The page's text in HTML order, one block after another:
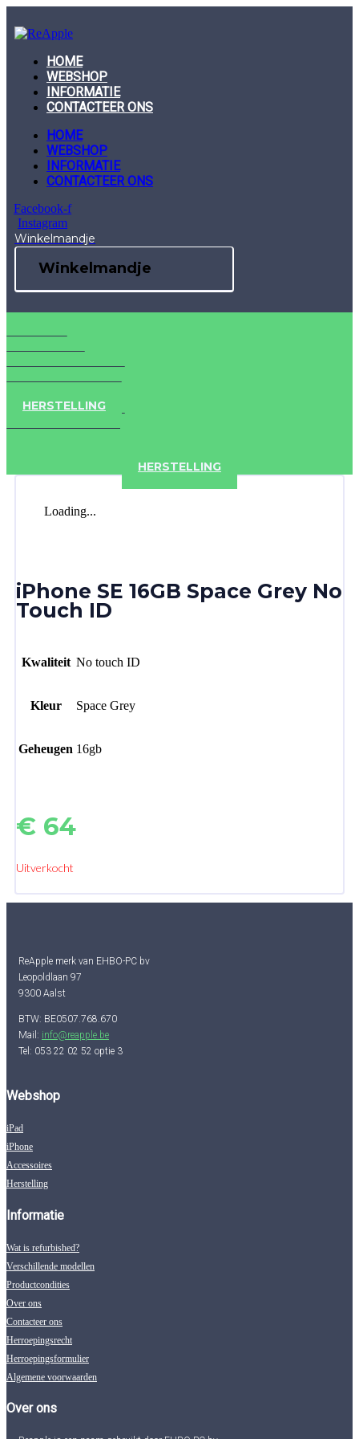
to
content
HOME
WEBSHOP
INFORMATIE
CONTACTEER ONS
HOME
WEBSHOP
INFORMATIE
CONTACTEER ONS
Facebook-f
Instagram
Winkelmandje
Winkelmandje
HERSTELLING
HERSTELLING
Loading...
iPhone SE 16GB Space Grey No
Touch ID
Kwaliteit No touch ID
Kleur Space Grey
Geheugen 16gb
€ 64
Uitverkocht
ReApple merk van EHBO-PC bv
Leopoldlaan 97
9300 Aalst
BTW: BE0507.768.670
Mail: info@reapple.be
Tel: 053 22 02 52 optie 3
Webshop
iPad
iPhone
Accessoires
Herstelling
Informatie
Wat is refurbished?
Verschillende modellen
Productcondities
Over ons
Contacteer ons
Herroepingsrecht
Herroepingsformulier
Algemene voorwaarden
Over ons